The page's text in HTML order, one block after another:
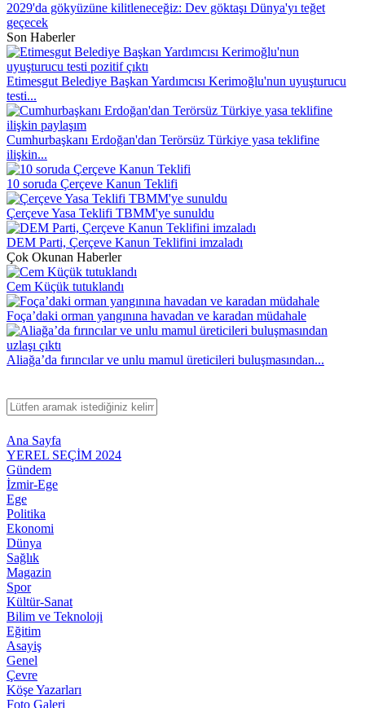
2029'da gökyüzüne kilitleneceğiz: Dev göktaşı Dünya'yı teğet
geçecek
Son Haberler
Etimesgut Belediye Başkan Yardımcısı Kerimoğlu'nun uyuşturucu
testi...
Cumhurbaşkanı Erdoğan'dan Terörsüz Türkiye yasa teklifine
ilişkin...
10 soruda Çerçeve Kanun Teklifi
Çerçeve Yasa Teklifi TBMM'ye sunuldu
DEM Parti, Çerçeve Kanun Teklifini imzaladı
Çok Okunan Haberler
Cem Küçük tutuklandı
Foça’daki orman yangınına havadan ve karadan müdahale
Aliağa’da fırıncılar ve unlu mamul üreticileri buluşmasından...
Ana Sayfa
YEREL SEÇİM 2024
Gündem
İzmir-Ege
Ege
Politika
Ekonomi
Dünya
Sağlık
Magazin
Spor
Kültür-Sanat
Bilim ve Teknoloji
Eğitim
Asayiş
Genel
Çevre
Köşe Yazarları
Foto Galeri